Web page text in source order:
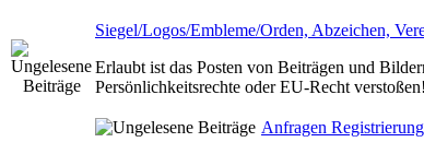
Siegel/Logos/Embleme/Orden, Abzeichen,
Erlaubt ist das Posten von Beiträgen und
Persönlichkeitsrechte oder EU-Recht verstoßen!
Anfragen